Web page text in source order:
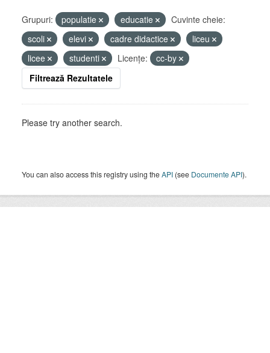
Grupuri: populatie educatie
Cuvinte cheie:
scoli
elevi cadre didactice
liceu
licee
studenti Licenţe:
cc-by
Filtrează Rezultatele
Please try another search.
You can also access this registry using theAPI (see Documente API).